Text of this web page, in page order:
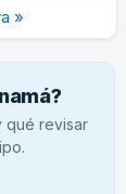
»
qué revisar